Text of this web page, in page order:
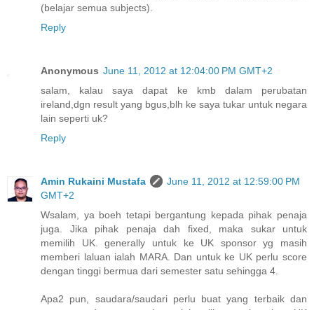
(belajar semua subjects).
Reply
Anonymous June 11, 2012 at 12:04:00 PM GMT+2
salam, kalau saya dapat ke kmb dalam perubatan
ireland,dgn result yang bgus,blh ke saya tukar untuk negara
lain seperti uk?
Reply
Amin Rukaini Mustafa
June 11, 2012 at 12:59:00 PM
GMT+2
Wsalam, ya boeh tetapi bergantung kepada pihak penaja
juga. Jika pihak penaja dah fixed, maka sukar untuk
memilih UK. generally untuk ke UK sponsor yg masih
memberi laluan ialah MARA. Dan untuk ke UK perlu score
dengan tinggi bermua dari semester satu sehingga 4.
Apa2 pun, saudara/saudari perlu buat yang terbaik dan